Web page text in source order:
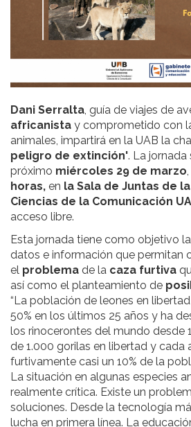
Dani Serralta, guía de viajes de
africanista y comprometido con
animales, impartirá en la UAB la
peligro de extinción'. La
próximo miércoles 29 de marzo
horas, en la Sala de Juntas de
Ciencias de la Comunicación
acceso libre.
Esta jornada tiene como objetivo
datos e información que permitan
el problema de la caza furtiva
así como el planteamiento de
“La población de leones en
50% en los últimos 25 años y ha
los rinocerontes del mundo desde
de 1.000 gorilas en libertad y cada
furtivamente casi un 10% de la
La situación en algunas especies
realmente crítica. Existe un
soluciones. Desde la tecnología
lucha en primera línea. La